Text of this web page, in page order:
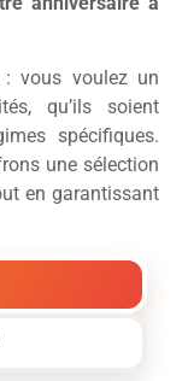
: vous voulez un
qu’ils soient
spécifiques.
une sélection
en garantissant